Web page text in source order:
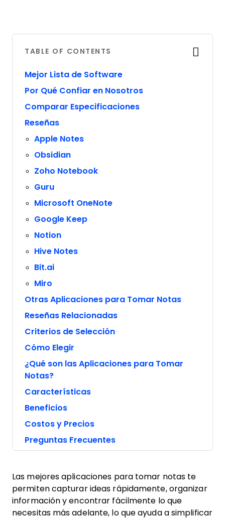
TABLE OF CONTENTS
Mejor Lista de Software
Por Qué Confiar en Nosotros
Comparar Especificaciones
Reseñas
Apple Notes
Obsidian
Zoho Notebook
Guru
Microsoft OneNote
Google Keep
Notion
Hive Notes
Bit.ai
Miro
Otras Aplicaciones para Tomar Notas
Reseñas Relacionadas
Criterios de Selección
Cómo Elegir
¿Qué son las Aplicaciones para Tomar
Notas?
Características
Beneficios
Costos y Precios
Preguntas Frecuentes
Las mejores aplicaciones para tomar notas te
permiten capturar ideas rápidamente, organizar
información y encontrar fácilmente lo que
necesitas más adelante, lo que ayuda a simplificar